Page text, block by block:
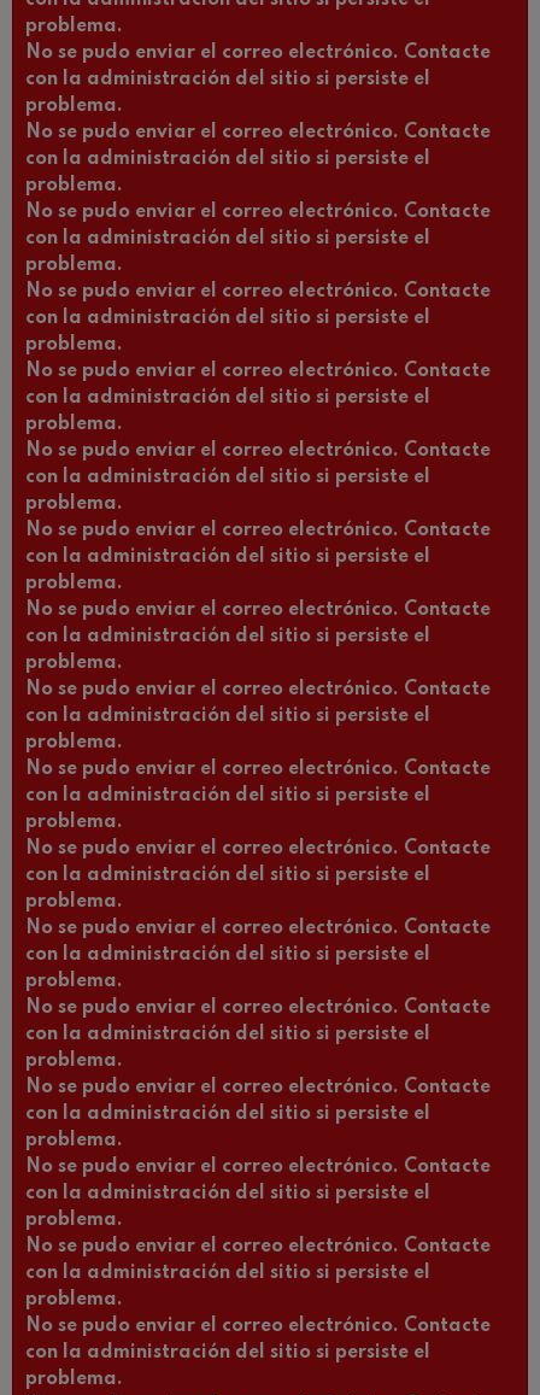
problema.
No se pudo enviar el correo electrónico. Contacte
con la administración del sitio si persiste el
problema.
No se pudo enviar el correo electrónico. Contacte
con la administración del sitio si persiste el
problema.
No se pudo enviar el correo electrónico. Contacte
con la administración del sitio si persiste el
problema.
No se pudo enviar el correo electrónico. Contacte
con la administración del sitio si persiste el
problema.
No se pudo enviar el correo electrónico. Contacte
con la administración del sitio si persiste el
problema.
No se pudo enviar el correo electrónico. Contacte
con la administración del sitio si persiste el
problema.
No se pudo enviar el correo electrónico. Contacte
con la administración del sitio si persiste el
problema.
No se pudo enviar el correo electrónico. Contacte
con la administración del sitio si persiste el
problema.
No se pudo enviar el correo electrónico. Contacte
con la administración del sitio si persiste el
problema.
No se pudo enviar el correo electrónico. Contacte
con la administración del sitio si persiste el
problema.
No se pudo enviar el correo electrónico. Contacte
con la administración del sitio si persiste el
problema.
No se pudo enviar el correo electrónico. Contacte
con la administración del sitio si persiste el
problema.
No se pudo enviar el correo electrónico. Contacte
con la administración del sitio si persiste el
problema.
No se pudo enviar el correo electrónico. Contacte
con la administración del sitio si persiste el
problema.
No se pudo enviar el correo electrónico. Contacte
con la administración del sitio si persiste el
problema.
No se pudo enviar el correo electrónico. Contacte
con la administración del sitio si persiste el
problema.
No se pudo enviar el correo electrónico. Contacte
con la administración del sitio si persiste el
problema.